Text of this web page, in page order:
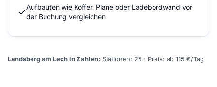
Aufbauten wie Koffer, Plane oder Ladebordwand vor
der Buchung vergleichen
Landsberg am Lech in Zahlen: Stationen: 25 · Preis: ab 115 €/Tag